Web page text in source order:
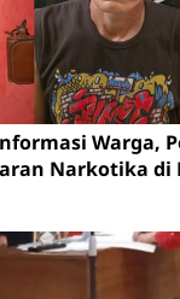
Warga,
Narkotika di